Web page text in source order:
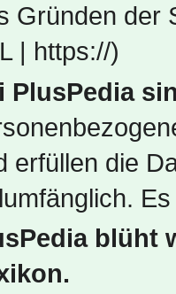
Gründen der
| https://)
PlusPedia
erfüllen die
blüht